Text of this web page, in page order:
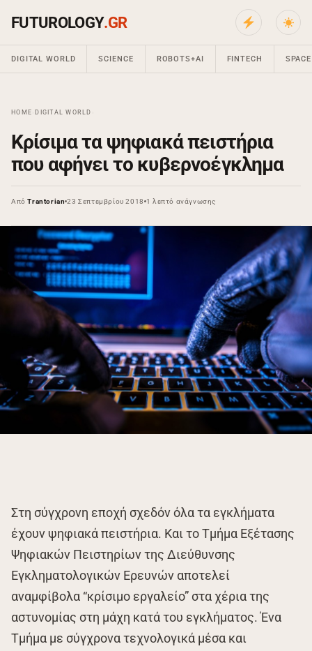
FUTUROLOGY.GR
DIGITAL WORLD SCIENCE ROBOTS+AI FINTECH SPACE
HOME DIGITAL WORLD
Κρίσιμα τα ψηφιακά πειστήρια
που αφήνει το κυβερνοέγκλημα
ΑπόTrantorian 23 Σεπτεμβρίου 2018 1 λεπτό ανάγνωσης
Στη σύγχρονη εποχή σχεδόν όλα τα εγκλήματα
έχουν ψηφιακά πειστήρια. Και το Τμήμα Εξέτασης
Ψηφιακών Πειστηρίων της Διεύθυνσης
Εγκληματολογικών Ερευνών αποτελεί
αναμφίβολα “κρίσιμο εργαλείο” στα χέρια της
αστυνομίας στη μάχη κατά του εγκλήματος. Ένα
Τμήμα με σύγχρονα τεχνολογικά μέσα και